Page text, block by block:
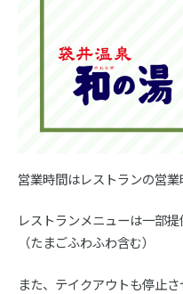
営業時間はレストランの営業
レストランメニューは一部
（たまごふわふわ含む）
また、テイクアウトも停止